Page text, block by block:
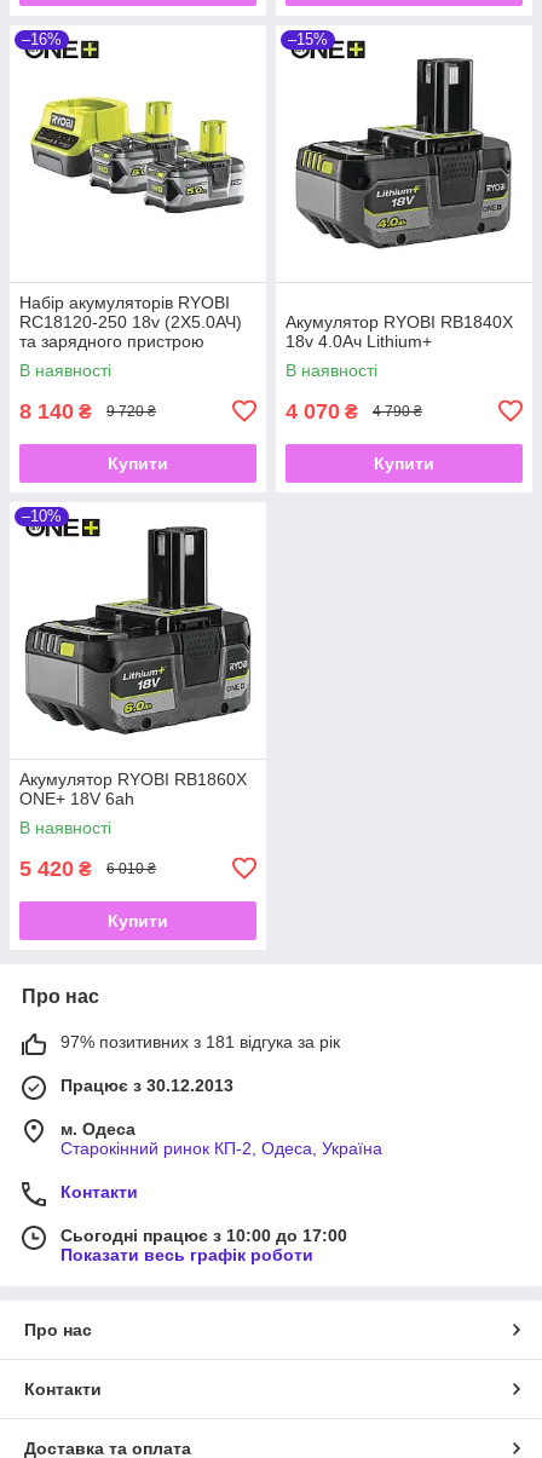
–16%
Набір акумуляторів RYOBI
RC18120-250 18v (2Х5.0АЧ)
та зарядного пристрою
В наявності
8 140 ₴ 9 720 ₴
Купити
–15%
Акумулятор RYOBI RB1840X
18v 4.0Ач Lithium+
В наявності
4 070 ₴ 4 790 ₴
Купити
–10%
Акумулятор RYOBI RB1860X
ONE+ 18V 6ah
В наявності
5 420 ₴ 6 010 ₴
Купити
Про нас
97% позитивних з 181 відгука за рік
Працює з 30.12.2013
м. Одеса
Старокінний ринок КП-2, Одеса, Україна
Контакти
Сьогодні працює з 10:00 до 17:00
Показати весь графік роботи
Про нас
Контакти
Доставка та оплата